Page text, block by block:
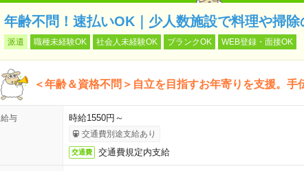
年齢不問！速払いOK｜少人数施設で料理や掃除
派遣 職種未経験OK 社会人未経験OK ブランクOK WEB登録・面接OK
＜年齢＆資格不問＞自立を目指すお年寄りを支援。手
給与 時給1550円～
交通費別途支給あり
交通費 交通費規定内支給